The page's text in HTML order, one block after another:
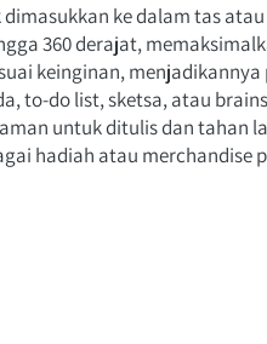
ke dalam tas atau
360 derajat,
keinginan, menjadikannya
to-do list, sketsa, atau
untuk ditulis dan tahan